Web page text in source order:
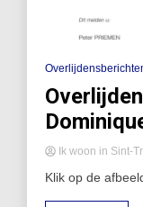
Ik woon in Sint-
Klik op de